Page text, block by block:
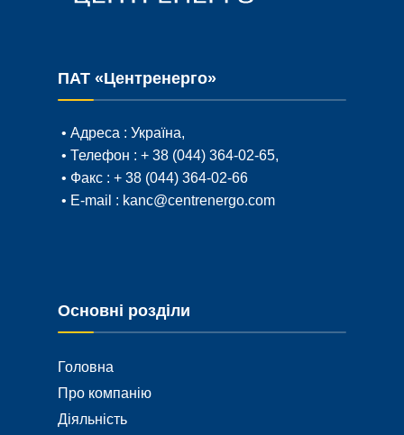
ПАТ «Центренерго»
• Адреса : Україна,
• Телефон : + 38 (044) 364-02-65,
• Факс : + 38 (044) 364-02-66
• E-mail : kanc@centrenergo.com
Основні розділи
Головна
Про компанію
Діяльність